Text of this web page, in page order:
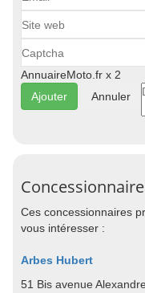
AnnuaireMoto.fr x 2
Annuler
Ces concessionnaires
vous intéresser :
Arbes Hubert
51 Bis avenue